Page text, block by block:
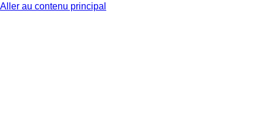
Aller au contenu principal